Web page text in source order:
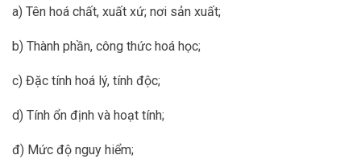
a) Tên hoá chất, xuất xứ; nơi sản xuất;
b) Thành phần, công thức hoá học;
c) Đặc tính hoá lý, tính độc;
d) Tính ổn định và hoạt tính;
đ) Mức độ nguy hiểm;